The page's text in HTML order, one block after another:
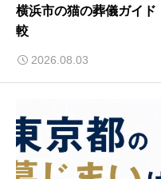
横浜市の猫の葬儀ガイ
較
2026.08.03